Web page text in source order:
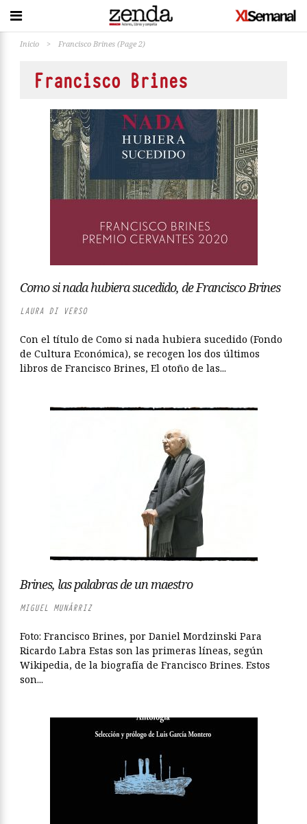
Inicio > Francisco Brines (Page 2)
Francisco Brines
Como si nada hubiera sucedido, de Francisco Brines
LAURA DI VERSO
Con el título de Como si nada hubiera sucedido (Fondo
de Cultura Económica), se recogen los dos últimos
libros de Francisco Brines, El otoño de las...
Brines, las palabras de un maestro
MIGUEL MUNÁRRIZ
Foto: Francisco Brines, por Daniel Mordzinski Para
Ricardo Labra Estas son las primeras líneas, según
Wikipedia, de la biografía de Francisco Brines. Estos
son...